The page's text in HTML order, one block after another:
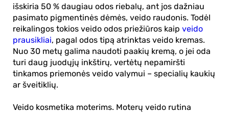
išskiria 50 % daugiau odos riebalų, ant jos dažniau
pasimato pigmentinės dėmės, veido raudonis. Todėl
reikalingos tokios veido odos priežiūros kaip veido
prausikliai, pagal odos tipą atrinktas veido kremas.
Nuo 30 metų galima naudoti paakių kremą, o jei oda
turi daug juodųjų inkštirų, vertėtų nepamiršti
tinkamos priemonės veido valymui – specialių kaukių
ar šveitiklių.
Veido kosmetika moterims. Moterų veido rutina